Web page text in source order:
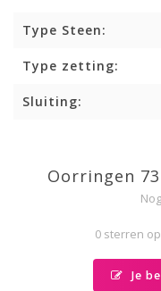
Type Steen:
Type zetting:
Sluiting:
Oorringen
0 sterren
Je